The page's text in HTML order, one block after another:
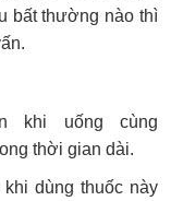
bất thường nào thì
khi uống cùng
thời gian dài.
dùng thuốc này